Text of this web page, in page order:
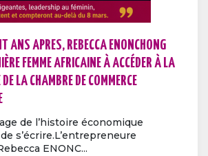
ANS APRES, REBECCA ENONCHONG
FEMME AFRICAINE À ACCÉDER À LA
LA CHAMBRE DE COMMERCE
de l’histoire économique
s’écrire.L’entrepreneure
ENONC...